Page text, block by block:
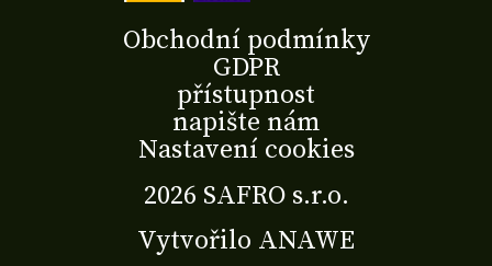
2026 SAFRO s.r.o.
Vytvořilo ANAWE
Obchodní podmínky
GDPR
přístupnost
napište nám
Nastavení cookies